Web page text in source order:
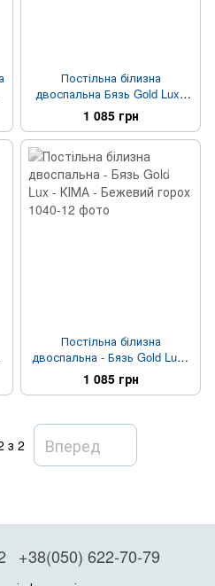
Постільна білизна
двоспальна Бязь Gold Lux -
КІМА - Сіра полоска
1 085 грн
Постільна білизна
двоспальна - Бязь Gold Lux -
КІМА - Бежевий горох
1 085 грн
з 2 Вперед
+38(050) 622-70-79